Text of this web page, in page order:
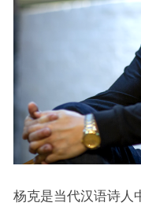
杨克是当代汉语诗人